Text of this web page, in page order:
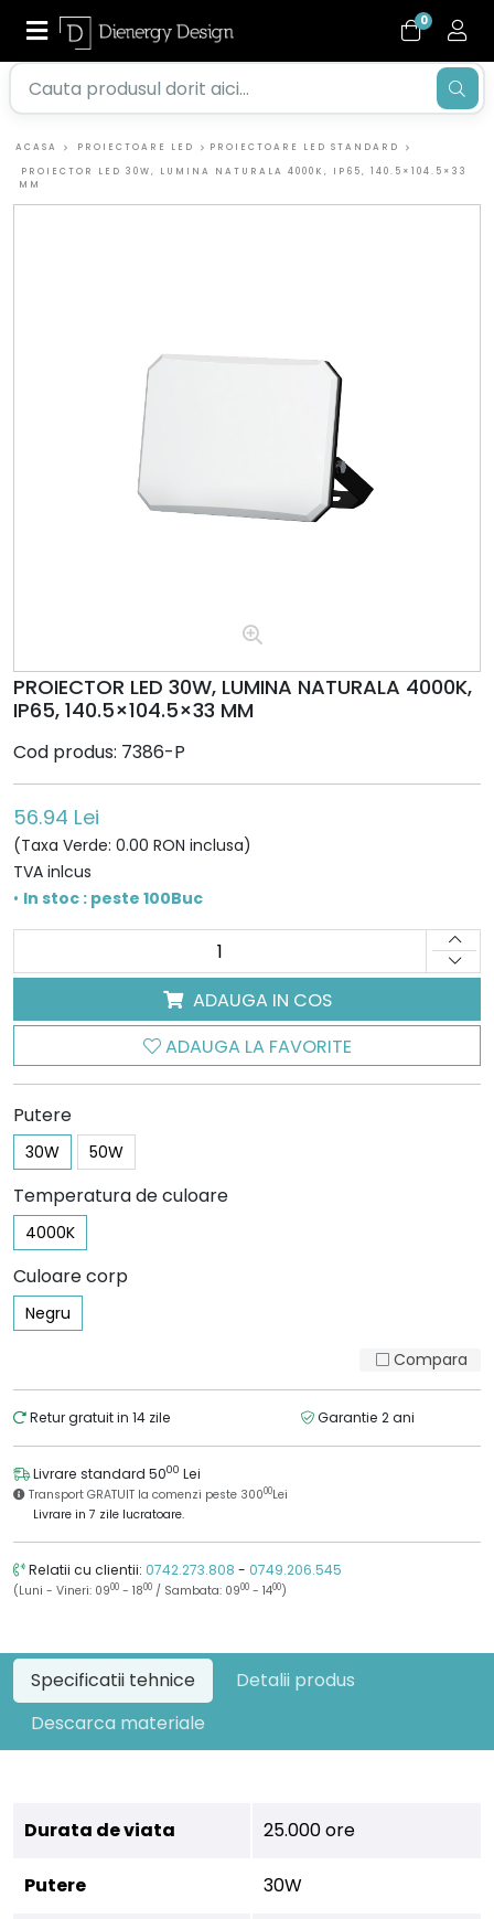
0
ACASA PROIECTOARE LED
PROIECTOARE LED STANDARD
PROIECTOR LED 30W, LUMINA NATURALA 4000K, IP65, 140.5×104.5×33
MM
PROIECTOR LED 30W, LUMINA NATURALA 4000K,
IP65, 140.5×104.5×33 MM
Cod produs: 7386-P
56.94 Lei
(Taxa Verde: 0.00 RON inclusa)
TVA inlcus
• In stoc : peste 100Buc
ADAUGA IN COS
ADAUGA LA FAVORITE
Putere
30W 50W
Temperatura de culoare
4000K
Culoare corp
Negru
Compara
Retur gratuit in 14 zile Garantie 2 ani
Livrare standard 5000 Lei
Transport GRATUIT la comenzi peste 30000Lei
Livrare in 7 zile lucratoare.
Relatii cu clientii: 0742.273.808 - 0749.206.545
(Luni - Vineri: 0900 - 1800 / Sambata: 0900 - 1400)
Specificatii tehnice
Detalii produs
Descarca materiale
Durata de viata 25.000 ore
Putere 30W